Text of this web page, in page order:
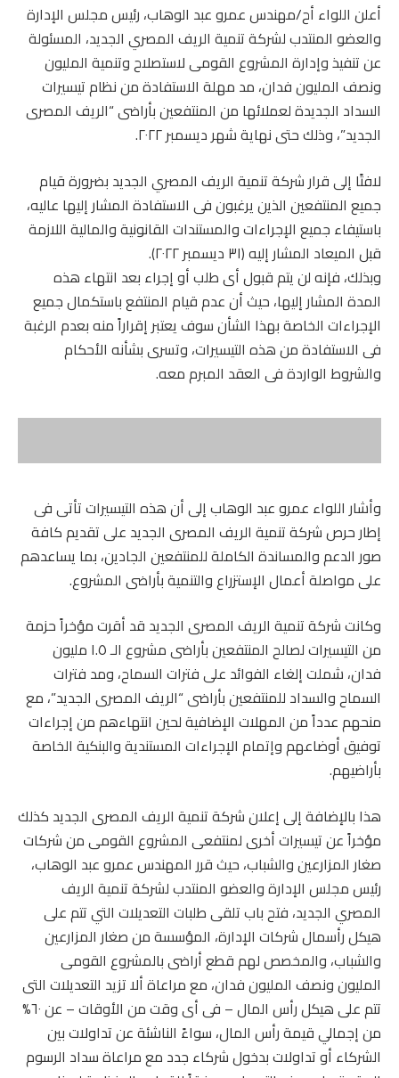
أعلن اللواء أح/مهندس عمرو عبد الوهاب، رئيس مجلس الإدارة
والعضو المنتدب لشركة تنمية الريف المصري الجديد، المسئولة
عن تنفيذ وإدارة المشروع القومى لاستصلاح وتنمية المليون
ونصف المليون فدان، مد مهلة الاستفادة من نظام تيسيرات
السداد الجديدة لعملائها من المنتفعين بأراضى “الريف المصرى
الجديد”، وذلك حتى نهاية شهر ديسمبر ٢٠٢٢.
لافتًا إلى قرار شركة تنمية الريف المصري الجديد بضرورة قيام
جميع المنتفعين الذين يرغبون فى الاستفادة المشار إليها عاليه،
باستيفاء جميع الإجراءات والمستندات القانونية والمالية اللازمة
قبل الميعاد المشار إليه (٣١ ديسمبر ٢٠٢٢).
وبذلك، فإنه لن يتم قبول أى طلب أو إجراء بعد انتهاء هذه
المدة المشار إليها، حيث أن عدم قيام المنتفع باستكمال جميع
الإجراءات الخاصة بهذا الشأن سوف يعتبر إقراراً منه بعدم الرغبة
فى الاستفادة من هذه التيسيرات، وتسرى بشأنه الأحكام
والشروط الواردة فى العقد المبرم معه.
وأشار اللواء عمرو عبد الوهاب إلى أن هذه التيسيرات تأتى فى
إطار حرص شركة تنمية الريف المصرى الجديد على تقديم كافة
صور الدعم والمساندة الكاملة للمنتفعين الجادين، بما يساعدهم
على مواصلة أعمال الإستزراع والتنمية بأراضى المشروع.
وكانت شركة تنمية الريف المصرى الجديد قد أقرت مؤخراً حزمة
من التيسيرات لصالح المنتفعين بأراضى مشروع الـ ١.٥ مليون
فدان، شملت إلغاء الفوائد على فترات السماح، ومد فترات
السماح والسداد للمنتفعين بأراضى “الريف المصرى الجديد”، مع
منحهم عدداً من المهلات الإضافية لحين انتهاءهم من إجراءات
توفيق أوضاعهم وإتمام الإجراءات المستندية والبنكية الخاصة
بأراضيهم.
هذا بالإضافة إلى إعلان شركة تنمية الريف المصرى الجديد كذلك
مؤخراً عن تيسيرات أخرى لمنتفعى المشروع القومى من شركات
صغار المزارعين والشباب، حيث قرر المهندس عمرو عبد الوهاب،
رئيس مجلس الإدارة والعضو المنتدب لشركة تنمية الريف
المصري الجديد، فتح باب تلقى طلبات التعديلات التي تتم على
هيكل رأسمال شركات الإدارة، المؤسسة من صغار المزارعين
والشباب، والمخصص لهم قطع أراضى بالمشروع القومى
المليون ونصف المليون فدان، مع مراعاة ألا تزيد التعديلات التى
تتم على هيكل رأس المال – فى أى وقت من الأوقات – عن ٦٠%
من إجمالي قيمة رأس المال، سواءً الناشئة عن تداولات بين
الشركاء أو تداولات بدخول شركاء جدد مع مراعاة سداد الرسوم